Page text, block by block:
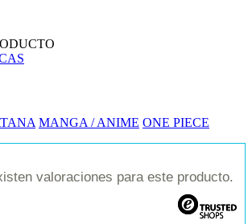
MANGA / ANIME ONE PIECE
valoraciones para este producto.